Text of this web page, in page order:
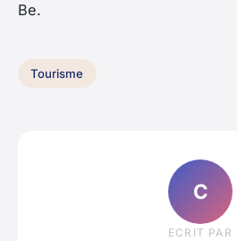
Be.
Tourisme
C
ECRIT PAR